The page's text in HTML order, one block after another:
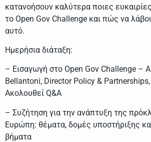
κατανοήσουν καλύτερα ποιες
το Open Gov Challenge και πώς να
αυτό.
Ημερήσια διάταξη:
– Εισαγωγή στο Open Gov Challenge –
Bellantoni, Director Policy & Partnerships,
Ακολουθεί Q&A
– Συζήτηση για την ανάπτυξη της
Ευρώπη: θέματα, δομές υποστήριξης
βήματα